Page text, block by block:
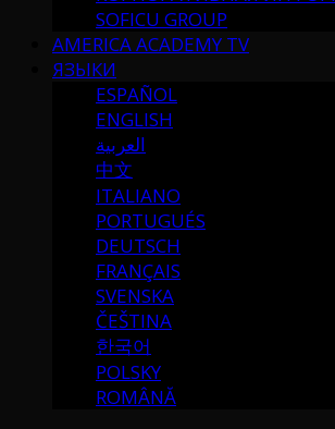
SOFICU GROUP
AMERICA ACADEMY TV
ЯЗЫКИ
ESPAÑOL
ENGLISH
العربية
中文
ITALIANO
PORTUGUÉS
DEUTSCH
FRANÇAIS
SVENSKA
ČEŠTINA
한국어
POLSKY
ROMÂNĂ